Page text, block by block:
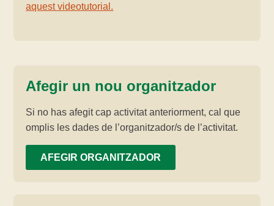
aquest videotutorial.
Afegir un nou organitzador
Si no has afegit cap activitat anteriorment, cal que
omplis les dades de l’organitzador/s de l’activitat.
AFEGIR ORGANITZADOR